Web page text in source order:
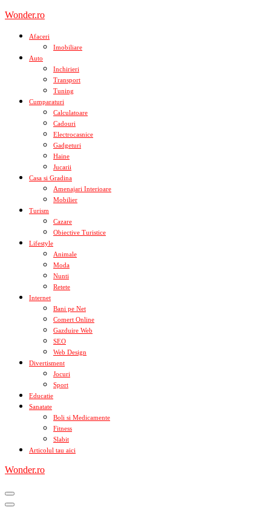
Skip
content
Wonder.ro
Afaceri
Imobiliare
Auto
Inchirieri
Transport
Tuning
Cumparaturi
Calculatoare
Cadouri
Electrocasnice
Gadgeturi
Haine
Jucarii
Casa si Gradina
Amenajari Interioare
Mobilier
Turism
Cazare
Obiective Turistice
Lifestyle
Animale
Moda
Nunti
Retete
Internet
Bani pe Net
Comert Online
Gazduire Web
SEO
Web Design
Divertisment
Jocuri
Sport
Educatie
Sanatate
Boli si Medicamente
Fitness
Slabit
Articolul tau aici
Wonder.ro